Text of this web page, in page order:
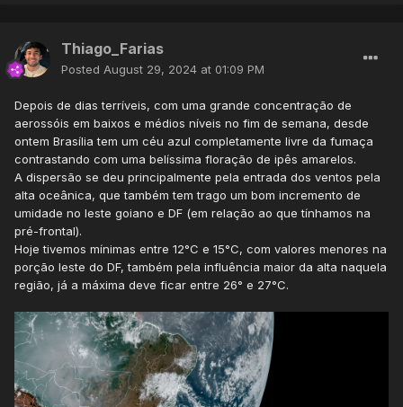
Thiago_Farias
Posted August 29, 2024 at 01:09 PM
Depois de dias terríveis, com uma grande concentração de
aerossóis em baixos e médios níveis no fim de semana, desde
ontem Brasília tem um céu azul completamente livre da fumaça
contrastando com uma belíssima floração de ipês amarelos.
A dispersão se deu principalmente pela entrada dos ventos pela
alta oceânica, que também tem trago um bom incremento de
umidade no leste goiano e DF (em relação ao que tínhamos na
pré-frontal).
Hoje tivemos mínimas entre 12°C e 15°C, com valores menores na
porção leste do DF, também pela influência maior da alta naquela
região, já a máxima deve ficar entre 26° e 27°C.